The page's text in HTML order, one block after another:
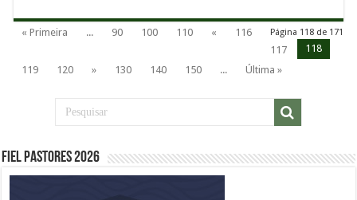
Página 118 de 171
« Primeira ... 90 100 110 «
116
117
118
119
120 » 130 140 150 ... Última »
Fiel Pastores 2026